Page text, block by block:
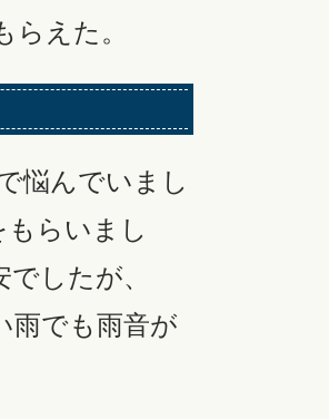
えた。
悩んでいまし
らいまし
したが、
雨でも雨音が